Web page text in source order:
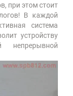
при этом стоит
В каждой
система
устройству